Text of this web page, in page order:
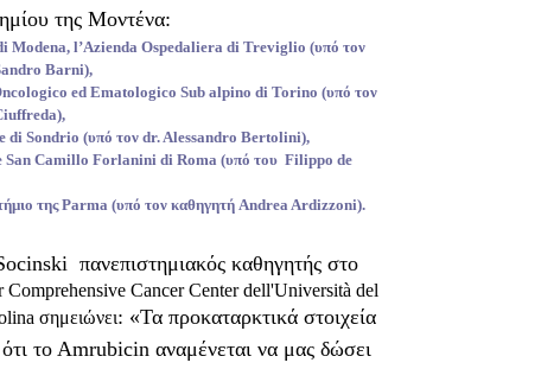
της Μοντένα:
Modena, l’Azienda Ospedaliera di Treviglio (υπό τον
Barni),
ed Ematologico Sub alpino di Torino (υπό τον
di Sondrio (υπό τον dr. Alessandro Bertolini),
San Camillo Forlanini di Roma (υπό του Filippo de
της Parma (υπό τον καθηγητή Andrea Ardizzoni).
πανεπιστημιακός καθηγητής στο
Comprehensive Cancer Center dell'Università del
σημειώνει: «Τα προκαταρκτικά στοιχεία
ότι το Αmrubicin αναμένεται να μας δώσει